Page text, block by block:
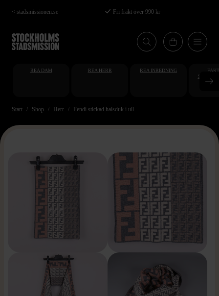
Hoppa
till
huvudinnehåll
< stadsmissionen.se Fri frakt över 990 kr
REA DAM REA HERR REA INREDNING
Start Shop Herr Fendi stickad halsduk i ull